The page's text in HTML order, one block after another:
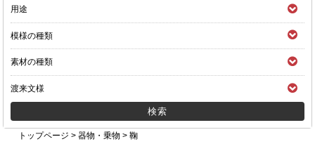
用途
模様の種類
素材の種類
渡来文様
トップページ >器物・乗物 >鞠